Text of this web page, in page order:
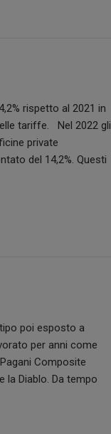
rispetto al 2021 in
tariffe. Nel 2022 gli
private
del 14,2%. Questi
poi esposto a
per anni come
Composite
la Diablo. Da tempo